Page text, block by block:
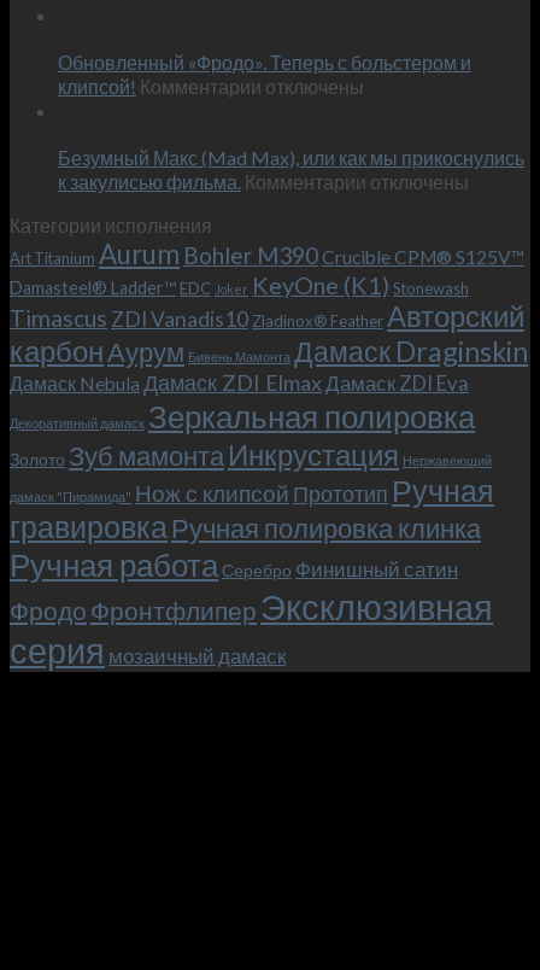
–
и
KeyOne
Обновленный «Фродо». Теперь с больстером и
клипсой! Комментарии к
«Фродо».
Теперь
и
клипсой!
отключены
Безумный Макс (Mad Max), или как мы прикоснулись
к закулисью фильма. Комментарии к
Макс
(Mad
Max),
или
как
мы
прикоснулись
к
фильма.
отключены
Категории исполнения
Art Titanium Aurum Bohler M390Crucible CPM® S125V™
Damasteel® Ladder™ EDC Joker KeyOne (K1) Stonewash
Timascus ZDI Vanadis10 Zladinox® FeatherАвторский
карбонАурум Бивень Мамонта Дамаск Draginskin
Дамаск Nebula Дамаск ZDI ElmaxДамаск ZDI Eva
Декоративный дамаск Зеркальная полировка
Золото Зуб мамонтаИнкрустация Нержавеющий
дамаск "Пирамида" Нож с клипсой Прототип Ручная
гравировкаРучная полировка клинка
Ручная работа Серебро Финишный сатин
Фродо Фронтфлипер Эксклюзивная
серия мозаичный дамаск